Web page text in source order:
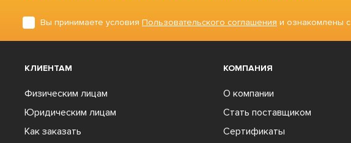
Вы принимаете условия Пользовательского соглашения и ознакомлены с
КЛИЕНТАМ
Физическим лицам
Юридическим лицам
Как заказать
КОМПАНИЯ
О компании
Стать поставщиком
Сертификаты